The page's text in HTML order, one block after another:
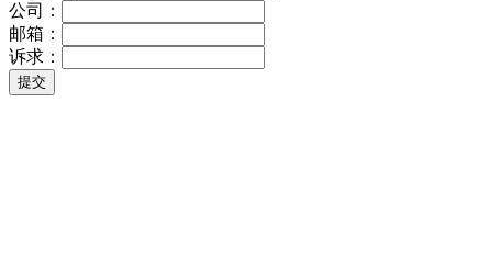
公司：
邮箱：
诉求：
提交